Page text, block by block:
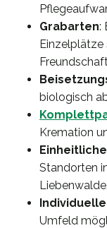
Grabarten:
Einzelplätze
biologisch
Kremation
Standorten
Liebenwalde.
Umfeld